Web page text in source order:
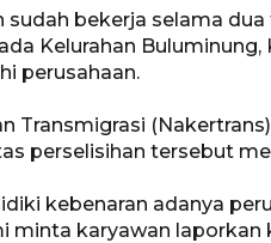
sudah bekerja selama
Kelurahan
perusahaan.
Transmigrasi
perselisihan tersebut
kebenaran adanya
minta karyawan